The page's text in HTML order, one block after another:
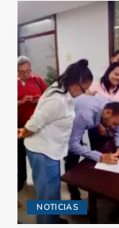
NOTICIAS